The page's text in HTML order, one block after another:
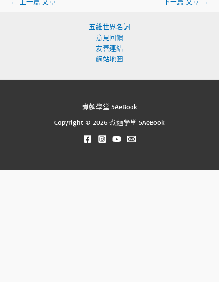
← 上一篇 文章 下一篇 文章 →
五維世界名詞
意見回饋
友善連結
網站地圖
煮麵學堂 5AeBook
Copyright © 2026 煮麵學堂 5AeBook